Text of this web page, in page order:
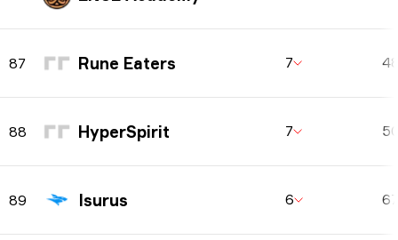
87 Rune Eaters 7
88 HyperSpirit 7
89 Isurus 6